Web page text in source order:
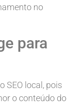
no
para
SEO local, pois
o conteúdo do